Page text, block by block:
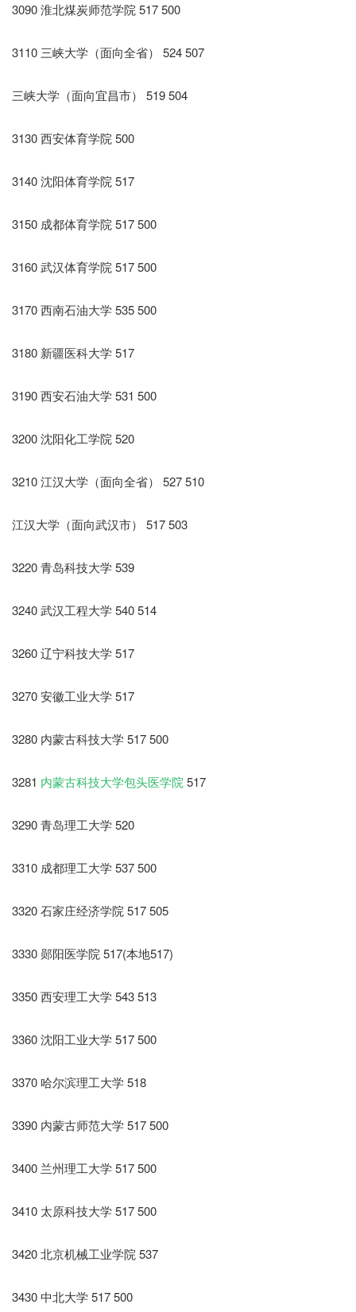
3090 淮北煤炭师范学院 517 500
3110 三峡大学（面向全省） 524 507
三峡大学（面向宜昌市） 519 504
3130 西安体育学院 500
3140 沈阳体育学院 517
3150 成都体育学院 517 500
3160 武汉体育学院 517 500
3170 西南石油大学 535 500
3180 新疆医科大学 517
3190 西安石油大学 531 500
3200 沈阳化工学院 520
3210 江汉大学（面向全省） 527 510
江汉大学（面向武汉市） 517 503
3220 青岛科技大学 539
3240 武汉工程大学 540 514
3260 辽宁科技大学 517
3270 安徽工业大学 517
3280 内蒙古科技大学 517 500
3281 内蒙古科技大学包头医学院517
3290 青岛理工大学 520
3310 成都理工大学 537 500
3320 石家庄经济学院 517 505
3330 郧阳医学院 517(本地517)
3350 西安理工大学 543 513
3360 沈阳工业大学 517 500
3370 哈尔滨理工大学 518
3390 内蒙古师范大学 517 500
3400 兰州理工大学 517 500
3410 太原科技大学 517 500
3420 北京机械工业学院 537
3430 中北大学 517 500